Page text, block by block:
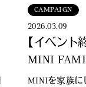
CAMPAIGN
2026.03.09
【イベント
MINI
MINIを家族に